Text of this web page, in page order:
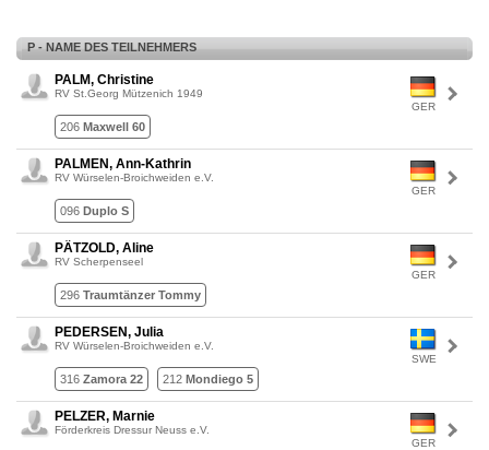
P - NAME DES TEILNEHMERS
GER
PALM, Christine
RV St.Georg Mützenich 1949
206 Maxwell 60
GER
PALMEN, Ann-Kathrin
RV Würselen-Broichweiden e.V.
096 Duplo S
GER
PÄTZOLD, Aline
RV Scherpenseel
296 Traumtänzer Tommy
SWE
PEDERSEN, Julia
RV Würselen-Broichweiden e.V.
316 Zamora 22 212 Mondiego 5
GER
PELZER, Marnie
Förderkreis Dressur Neuss e.V.